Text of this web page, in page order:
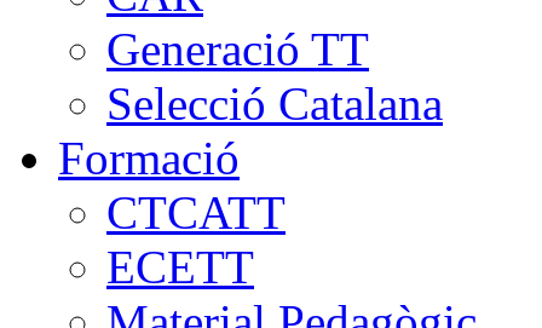
Generació TT
Selecció Catalana
Formació
CTCATT
ECETT